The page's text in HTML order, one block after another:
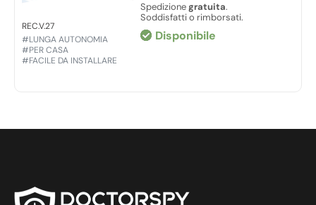
REC.V.27
#LUNGA AUTONOMIA
#PER CASA
#FACILE DA INSTALLARE
Spedizionegratuita.
Soddisfatti o rimborsati.
Disponibile